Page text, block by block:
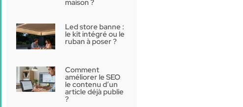
maison ?
Led store banne :
le kit intégré ou le
ruban à poser ?
Comment
améliorer le SEO
le contenu d’un
article déjà publie
?